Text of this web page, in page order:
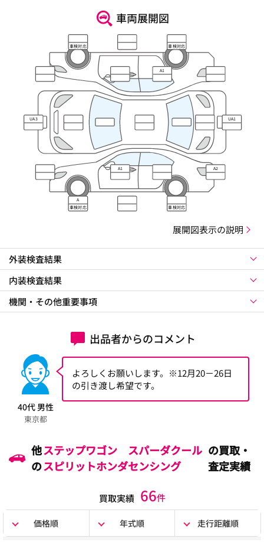
車両展開図
車検対応 車検対応
A1
UA3 UA1
A1 A2
A
車検対応
車検対応
展開図表示の説明
外装検査結果
内装検査結果
機関・その他重要事項
出品者からのコメント
40代 男性
東京都
よろしくお願いします。※12月20－26日
の引き渡し希望です。
他
の
ステップワゴン スパーダクール
スピリットホンダセンシング
の買取・
査定実績
買取実績 66件
価格順 年式順 走行距離順